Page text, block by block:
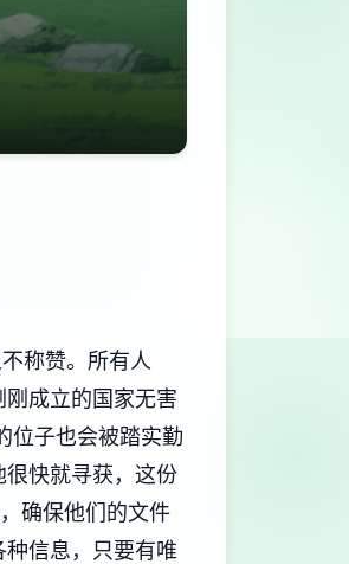
称赞。所有人
成立的国家无害
位子也会被踏实勤
快就寻获，这份
确保他们的文件
信息，只要有唯